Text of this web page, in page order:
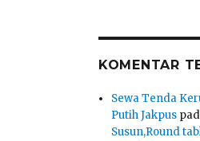
KOMENTAR
Sewa Tenda
Putih Jakpus
Susun,Round